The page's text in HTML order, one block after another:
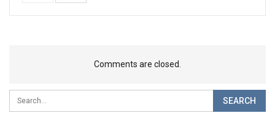
Comments are closed.